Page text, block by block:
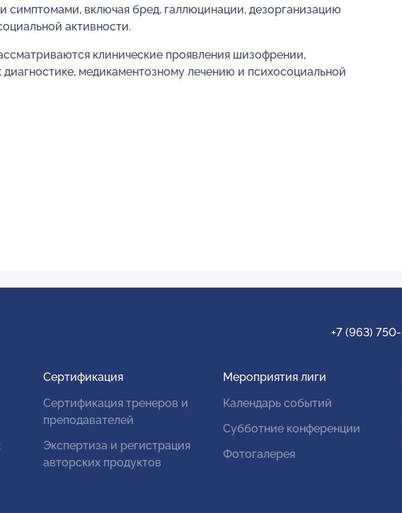
симптомами, включая бред, галлюцинации, дезорганизацию
активности.
клинические проявления шизофрении,
медикаментозному лечению и психосоциальной
+7 (963)
Сертификация
Сертификация тренеров и
преподавателей
Экспертиза и регистрация
авторских продуктов
Мероприятия лиги
Календарь событий
Субботние конференции
Фотогалерея